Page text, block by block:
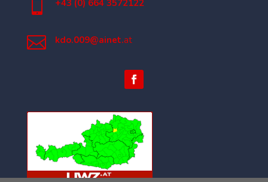
 +43 (0) 664 3572122
 kdo.009@ainet.at